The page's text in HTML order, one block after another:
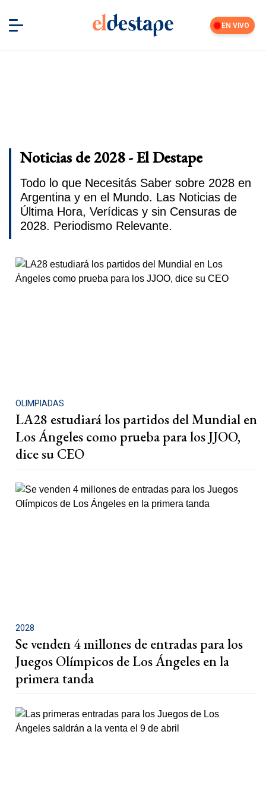
EN VIVO
Noticias de 2028 - El Destape
Todo lo que Necesitás Saber sobre 2028 en
Argentina y en el Mundo. Las Noticias de
Última Hora, Verídicas y sin Censuras de
2028. Periodismo Relevante.
OLIMPIADAS
LA28 estudiará los partidos del Mundial en
Los Ángeles como prueba para los JJOO,
dice su CEO
2028
Se venden 4 millones de entradas para los
Juegos Olímpicos de Los Ángeles en la
primera tanda